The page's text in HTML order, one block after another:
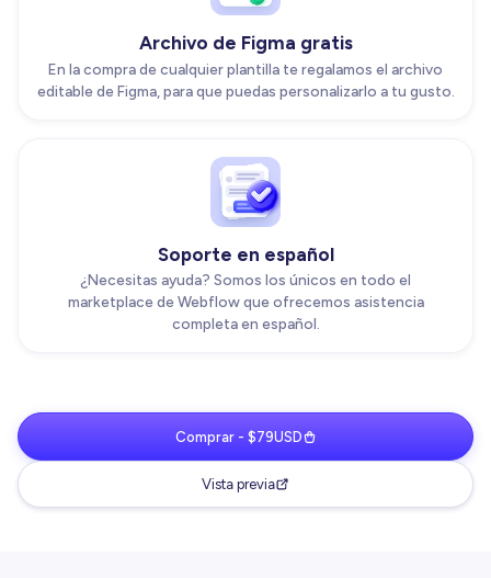
Archivo de Figma gratis
En la compra de cualquier plantilla te regalamos el archivo
editable de Figma, para que puedas personalizarlo a tu gusto.
Soporte en español
¿Necesitas ayuda? Somos los únicos en todo el
marketplace de Webflow que ofrecemos asistencia
completa en español.
Comprar - $79USD
Vista previa